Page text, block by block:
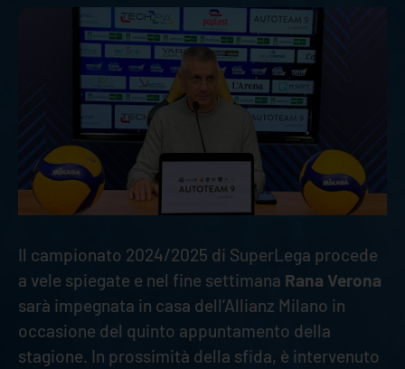
Il campionato 2024/2025 di SuperLega procede
a vele spiegate e nel fine settimana Rana Verona
sarà impegnata in casa dell’Allianz Milano in
occasione del quinto appuntamento della
stagione. In prossimità della sfida, è intervenuto